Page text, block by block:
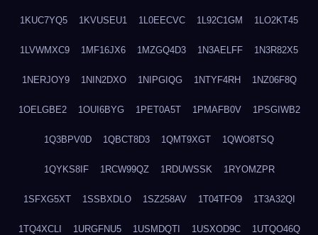
1KUC7YQ5 1KVUSEU1 1L0EECVC 1L92C1GM 1LO2KT45
1LVWMXC9 1MF16JX6 1MZGQ4D3 1N3AELFF 1N3R82X5
1NERJOY9 1NIN2DXO 1NIPGIQG 1NTYF4RH 1NZ06F8Q
1OELGBE2 1OUI6BYG 1PET0A5T 1PMAFB0V 1PSGIWB2
1Q3BPV0D 1QBCT8D3 1QMT9XGT 1QWO8TSQ
1QYKS8IF 1RCW99QZ 1RDUWSSK 1RYOMZPR
1SFXG5XT 1SSBXDLO 1SZ258AV 1T04TFO9 1T3A32QI
1TQ4XCLI 1URGFNU5 1USMDQTI 1USXOD9C 1UTQO46Q